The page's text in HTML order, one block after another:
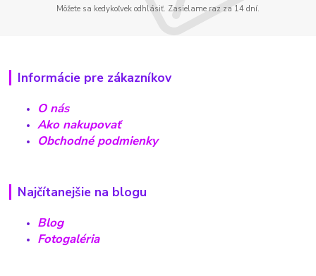
Môžete sa kedykoľvek odhlásiť. Zasielame raz za 14 dní.
Informácie pre zákazníkov
O nás
Ako nakupovať
Obchodné podmienky
Najčítanejšie na blogu
Blog
Fotogaléria